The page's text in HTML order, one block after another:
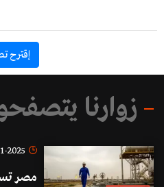
إقترح
زوارنا
2025
مصر